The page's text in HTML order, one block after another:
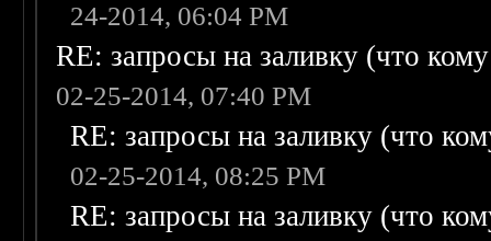
24-2014, 06:04 PM
RE: запросы на заливку (что
02-25-2014, 07:40 PM
RE: запросы на заливку (что
02-25-2014, 08:25 PM
RE: запросы на заливку (что